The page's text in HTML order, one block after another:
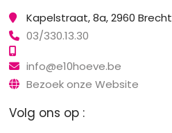
Kapelstraat, 8a, 2960 Brecht
03/330.13.30
info@e10hoeve.be
Bezoek onze Website
Volg ons op :